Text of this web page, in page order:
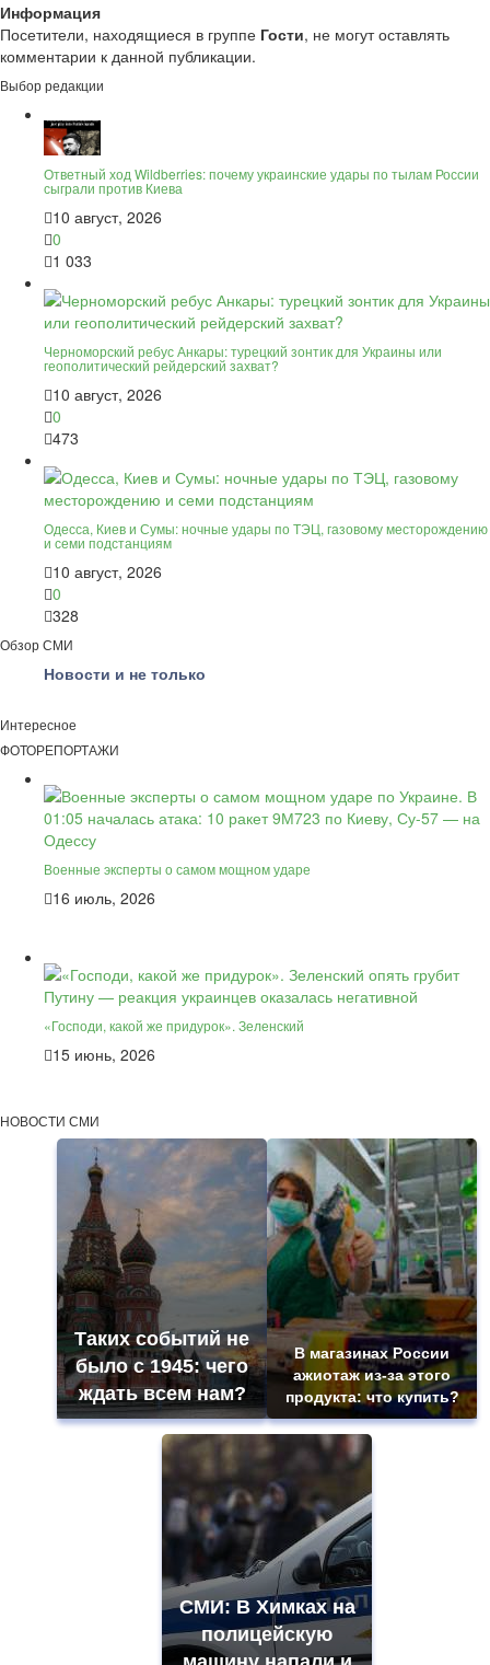
Информация
Посетители, находящиеся в группе Гости, не могут оставлять
комментарии к данной публикации.
Выбор редакции
Ответный ход Wildberries: почему украинские удары по тылам России
сыграли против Киева
10 август, 2026
0
1 033
Черноморский ребус Анкары: турецкий зонтик для Украины или
геополитический рейдерский захват?
10 август, 2026
0
473
Одесса, Киев и Сумы: ночные удары по ТЭЦ, газовому месторождению
и семи подстанциям
10 август, 2026
0
328
Обзор СМИ
Новости и не только
Интересное
ФОТОРЕПОРТАЖИ
Военные эксперты о самом мощном ударе
16 июль, 2026
«Господи, какой же придурок». Зеленский
15 июнь, 2026
НОВОСТИ СМИ
Таких событий не
было с 1945: чего
ждать всем нам?
В магазинах России
ажиотаж из-за этого
продукта: что купить?
СМИ: В Химках на
полицейскую